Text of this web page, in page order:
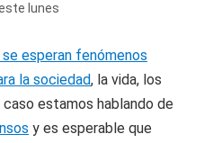
lunes
esperan fenómenos
la sociedad, la vida, los
estamos hablando de
y es esperable que